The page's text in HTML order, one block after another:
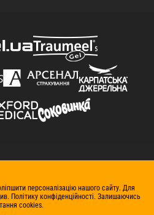
(Донецьк), 1998–2026. Усі
Політика
в клубі
персоналізацію нашого сайту. Для
Політику конфіденційності. Залишаючись
cookies.